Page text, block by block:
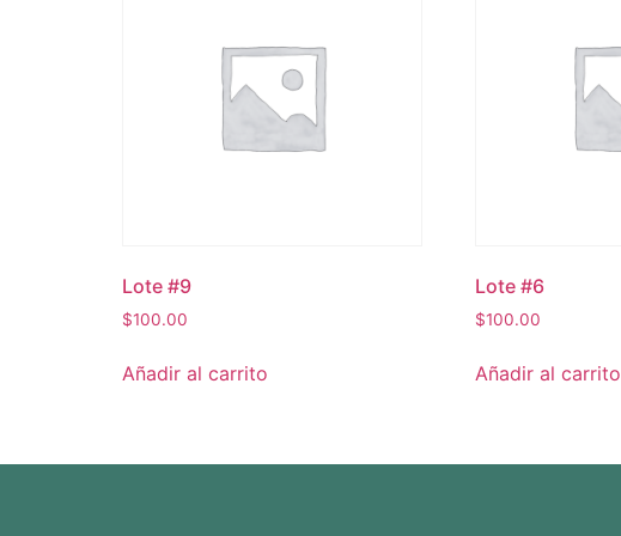
Lote #9
$100.00
Añadir al carrito
Lote #6
$100.00
Añadir al carrito